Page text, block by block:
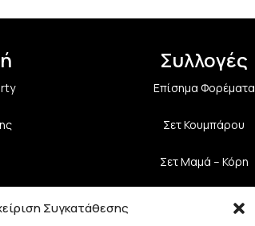
Συγκατάθεσης
Συλλογές
Επίσημα Φορέματα
Σετ Κουμπάρου
Σετ Μαμά – Κόρη